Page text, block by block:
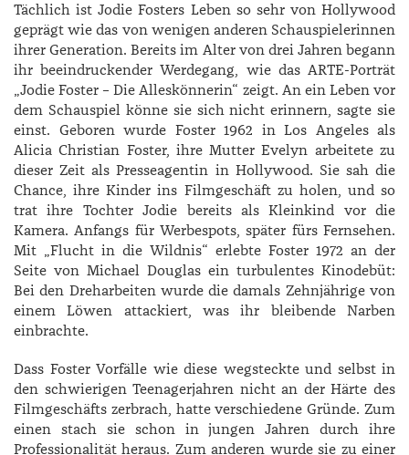
Tächlich ist Jodie Fosters Leben so sehr von Hollywood
geprägt wie das von wenigen anderen Schauspielerinnen
ihrer Generation. Bereits im Alter von drei Jahren begann
ihr beeindruckender Werdegang, wie das ARTE-Porträt
„Jodie Foster – Die Alleskönnerin“ zeigt. An ein Leben vor
dem Schauspiel könne sie sich nicht erinnern, sagte sie
einst. Geboren wurde Foster 1962 in Los Angeles als
Alicia ­Christian Foster, ihre Mutter Evelyn arbeitete zu
dieser Zeit als Presseagentin in Hollywood. Sie sah die
Chance, ihre Kinder ins Filmgeschäft zu holen, und so
trat ihre Tochter Jodie bereits als Kleinkind vor die
Kamera. Anfangs für Werbespots, später fürs Fernsehen.
Mit „Flucht in die Wildnis“ erlebte Foster 1972 an der
Seite von ­Michael ­Douglas ein turbulentes Kinodebüt:
Bei den Dreharbeiten wurde die damals Zehnjährige von
einem Löwen attackiert, was ihr bleibende Narben
einbrachte.
Dass ­Foster Vorfälle wie diese wegsteckte und selbst in
den schwierigen Teenagerjahren nicht an der Härte des
Filmgeschäfts zerbrach, hatte verschiedene Gründe. Zum
einen stach sie schon in jungen Jahren durch ihre
Professionalität heraus. Zum anderen wurde sie zu einer